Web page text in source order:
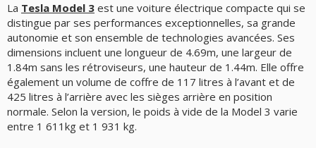
La Tesla Model 3 est une voiture électrique compacte qui se
distingue par ses performances exceptionnelles, sa grande
autonomie et son ensemble de technologies avancées. Ses
dimensions incluent une longueur de 4.69m, une largeur de
1.84m sans les rétroviseurs, une hauteur de 1.44m. Elle offre
également un volume de coffre de 117 litres à l’avant et de
425 litres à l’arrière avec les sièges arrière en position
normale. Selon la version, le poids à vide de la Model 3 varie
entre 1 611kg et 1 931 kg.